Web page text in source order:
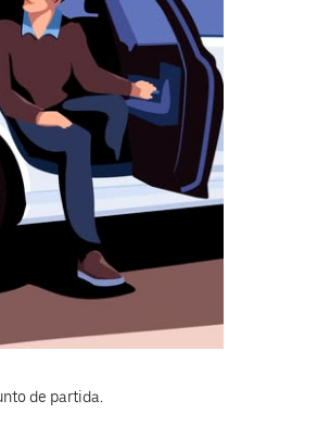
de partida.